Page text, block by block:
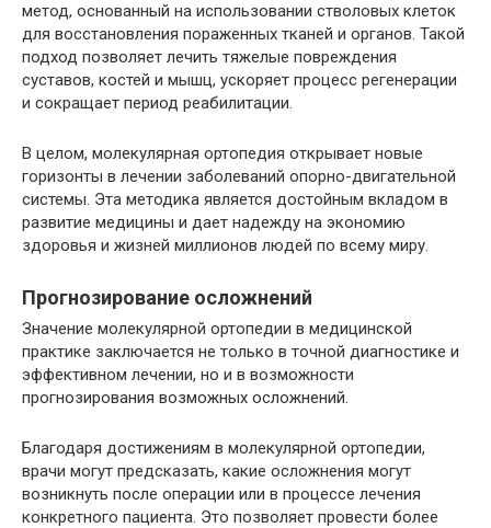
метод, основанный на использовании стволовых клеток
для восстановления пораженных тканей и органов. Такой
подход позволяет лечить тяжелые повреждения
суставов, костей и мышц, ускоряет процесс регенерации
и сокращает период реабилитации.
В целом, молекулярная ортопедия открывает новые
горизонты в лечении заболеваний опорно-двигательной
системы. Эта методика является достойным вкладом в
развитие медицины и дает надежду на экономию
здоровья и жизней миллионов людей по всему миру.
Прогнозирование осложнений
Значение молекулярной ортопедии в медицинской
практике заключается не только в точной диагностике и
эффективном лечении, но и в возможности
прогнозирования возможных осложнений.
Благодаря достижениям в молекулярной ортопедии,
врачи могут предсказать, какие осложнения могут
возникнуть после операции или в процессе лечения
конкретного пациента. Это позволяет провести более